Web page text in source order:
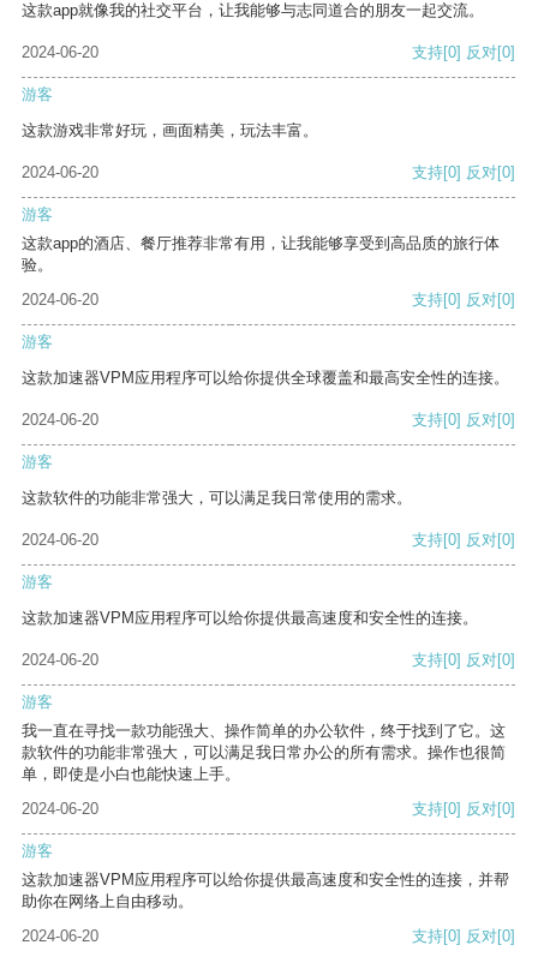
这款app就像我的社交平台，让我能够与志同道合的朋友一起交流。
2024-06-20 支持[0] 反对[0]
游客
这款游戏非常好玩，画面精美，玩法丰富。
2024-06-20 支持[0] 反对[0]
游客
这款app的酒店、餐厅推荐非常有用，让我能够享受到高品质的旅行体
验。
2024-06-20
支持[0] 反对[0]
游客
这款加速器VPM应用程序可以给你提供全球覆盖和最高安全性的连接。
2024-06-20 支持[0] 反对[0]
游客
这款软件的功能非常强大，可以满足我日常使用的需求。
2024-06-20 支持[0] 反对[0]
游客
这款加速器VPM应用程序可以给你提供最高速度和安全性的连接。
2024-06-20 支持[0] 反对[0]
游客
我一直在寻找一款功能强大、操作简单的办公软件，终于找到了它。这
款软件的功能非常强大，可以满足我日常办公的所有需求。操作也很简
单，即使是小白也能快速上手。
2024-06-20
支持[0] 反对[0]
游客
这款加速器VPM应用程序可以给你提供最高速度和安全性的连接，并帮
助你在网络上自由移动。
2024-06-20
支持[0] 反对[0]